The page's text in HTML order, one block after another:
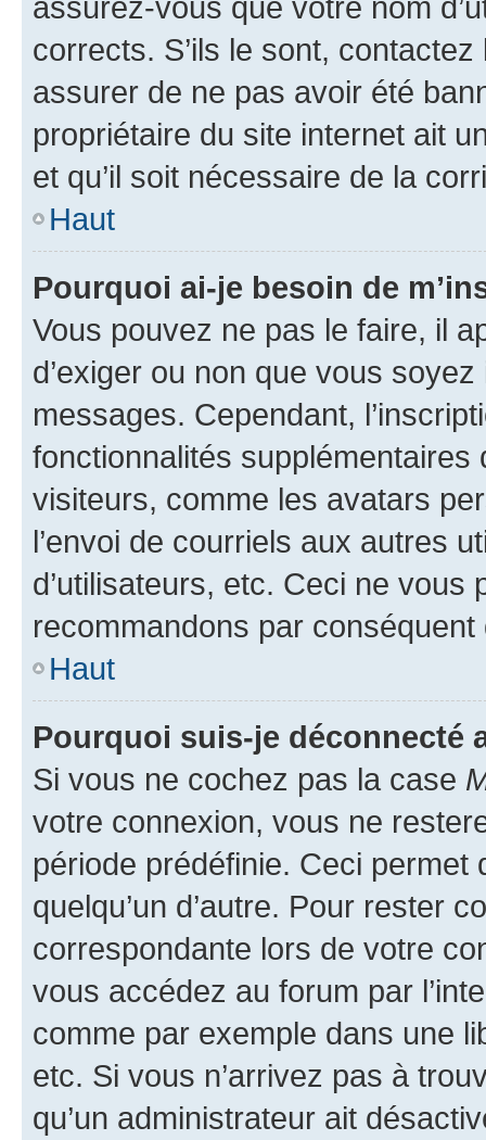
corrects. S’ils le sont,
assurer de ne pas avoir été
propriétaire du site internet ait
et qu’il soit nécessaire de la
Haut
Pourquoi ai-je besoin de
Vous pouvez ne pas le faire, il
d’exiger ou non que vous
messages. Cependant,
fonctionnalités
visiteurs, comme les avatars
l’envoi de courriels aux autres
d’utilisateurs, etc. Ceci ne vous
recommandons par conséquent
Haut
Pourquoi suis-je déconnecté
Si vous ne cochez pas la case
votre connexion, vous ne
période prédéfinie. Ceci permet
quelqu’un d’autre. Pour rester
correspondante lors de votre
vous accédez au forum par
comme par exemple dans une
etc. Si vous n’arrivez pas à
qu’un administrateur ait